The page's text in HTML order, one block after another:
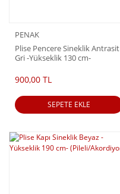
PENAK
Plise Pencere Sineklik Antrasit
Gri -Yükseklik 130 cm-
900,00 TL
SEPETE EKLE